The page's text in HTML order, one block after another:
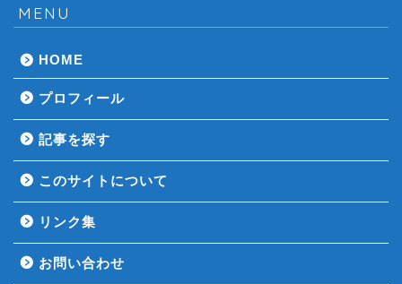
MENU
HOME
プロフィール
記事を探す
このサイトについて
リンク集
お問い合わせ